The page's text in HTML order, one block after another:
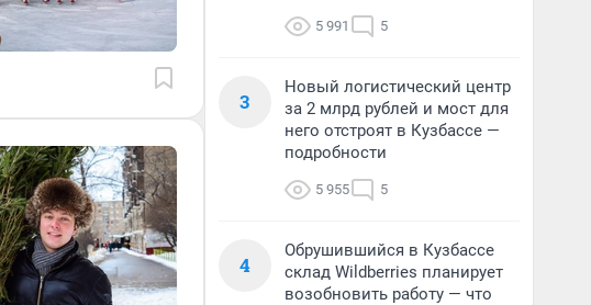
5 991 5
3
Новый логистический центр
за 2 млрд рублей и мост для
него отстроят в Кузбассе —
подробности
5 955 5
4
Обрушившийся в Кузбассе
склад Wildberries планирует
возобновить работу — что